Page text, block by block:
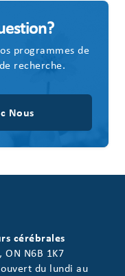
programmes de
recherche.
Nous
cérébrales
ON N6B 1K7
du lundi au